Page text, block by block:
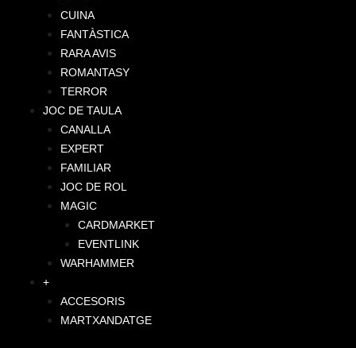
CUINA
FANTÀSTICA
RARA AVIS
ROMANTASY
TERROR
JOC DE TAULA
CANALLA
EXPERT
FAMILIAR
JOC DE ROL
MAGIC
CARDMARKET
EVENTLINK
WARHAMMER
+
ACCESORIS
MARTXANDATGE